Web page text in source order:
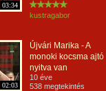
03:34
kustragabor
02:03
Újvári Marika - A
monoki kocsma ajtó
nyitva van
10 éve
538 megtekintés